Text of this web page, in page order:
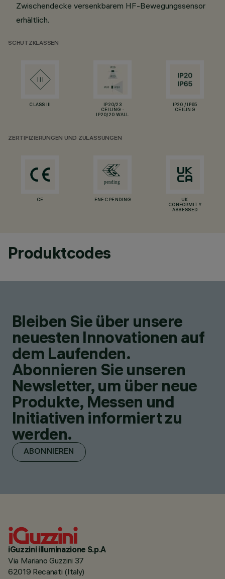
Zwischendecke versenkbarem HF-Bewegungssensor
erhältlich.
SCHUTZKLASSEN
CLASS III
IP20/23
CEILING -
IP20/20 WALL
IP20 / IP65
CEILING
ZERTIFIZIERUNGEN UND ZULASSUNGEN
CE ENEC PENDING
UK
CONFORMITY
ASSESSED
Produktcodes
Bleiben Sie über unsere
neuesten Innovationen auf
dem Laufenden.
Abonnieren Sie unseren
Newsletter, um über neue
Produkte, Messen und
Initiativen informiert zu
werden.
ABONNIEREN
iGuzzini illuminazione S.p.A
Via Mariano Guzzini 37
62019 Recanati (Italy)